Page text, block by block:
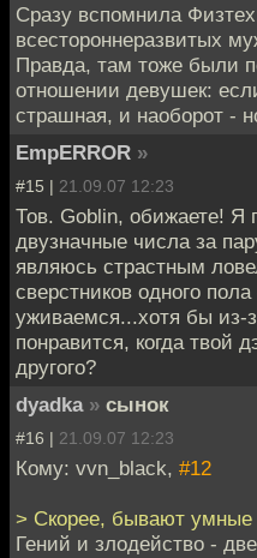
Сразу вспомнила
всестороннеразвитых
Правда, там тоже были
отношении девушек:
страшная, и наоборот -
EmpERROR »
#15 | 21.09.07 12:23
Тов. Goblin, обижаете!
двузначные числа за
являюсь страстным
сверстников одного
уживаемся...хотя бы из-
понравится, когда твой
другого?
dyadka » сынок
#16 | 21.09.07 12:23
Кому: vvn_black, #12
> Скорее, бывают умные
Гений и злодейство -